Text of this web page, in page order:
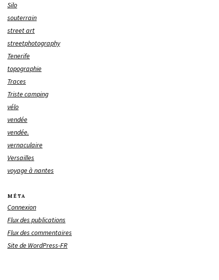
Silo
souterrain
street art
streetphotography
Tenerife
topographie
Traces
Triste camping
vélo
vendée
vendée.
vernaculaire
Versailles
voyage à nantes
MÉTA
Connexion
Flux des publications
Flux des commentaires
Site de WordPress-FR